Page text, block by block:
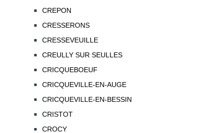
CREPON
CRESSERONS
CRESSEVEUILLE
CREULLY SUR SEULLES
CRICQUEBOEUF
CRICQUEVILLE-EN-AUGE
CRICQUEVILLE-EN-BESSIN
CRISTOT
CROCY